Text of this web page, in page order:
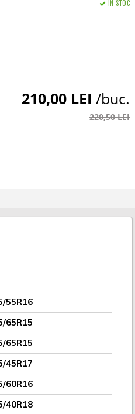
IN STOC
210,00 LEI /buc.
220,50 LEI
55R16
65R15
65R15
45R17
60R16
40R18